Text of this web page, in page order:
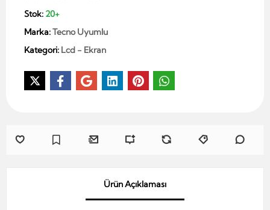
Stok: 20+
Marka:Tecno Uyumlu
Kategori: Lcd - Ekran
Ürün Açıklaması